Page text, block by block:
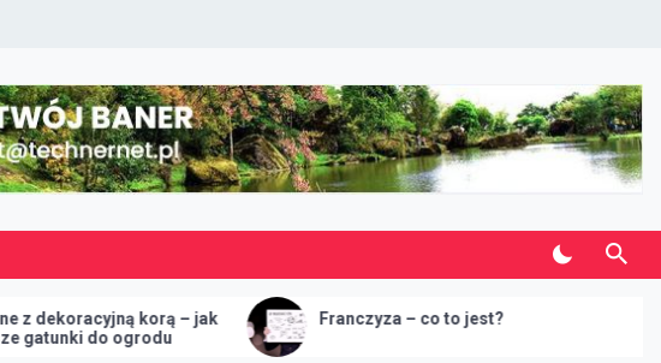
korą – jak
ogrodu
Franczyza – co to jest?